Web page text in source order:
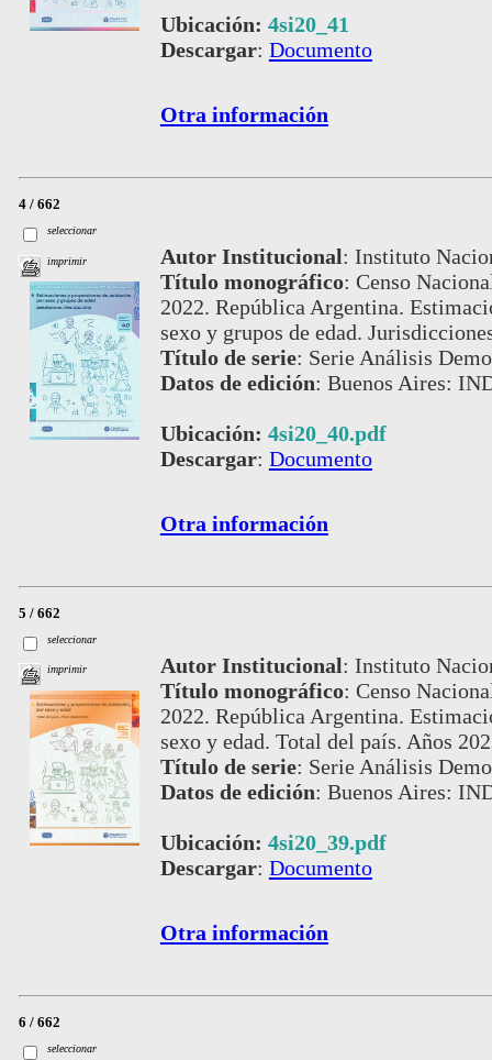
Ubicación: 4si20_41
Descargar: Documento
Otra información
4 / 662
seleccionar
imprimir Autor Institucional: Instituto
Título monográfico: Censo
2022. República Argentina.
sexo y grupos de edad.
Título de serie: Serie Análisis
Datos de edición: Buenos Aires:
Ubicación: 4si20_40.pdf
Descargar: Documento
Otra información
5 / 662
seleccionar
imprimir Autor Institucional: Instituto
Título monográfico: Censo
2022. República Argentina.
sexo y edad. Total del país. Años
Título de serie: Serie Análisis
Datos de edición: Buenos Aires:
Ubicación: 4si20_39.pdf
Descargar: Documento
Otra información
6 / 662
seleccionar